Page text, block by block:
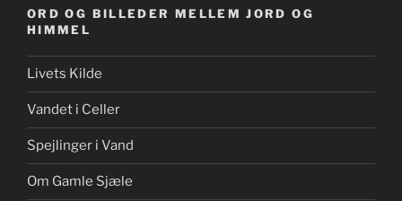
ORD OG BILLEDER MELLEM JORD OG
HIMMEL
Livets Kilde
Vandet i Celler
Spejlinger i Vand
Om Gamle Sjæle